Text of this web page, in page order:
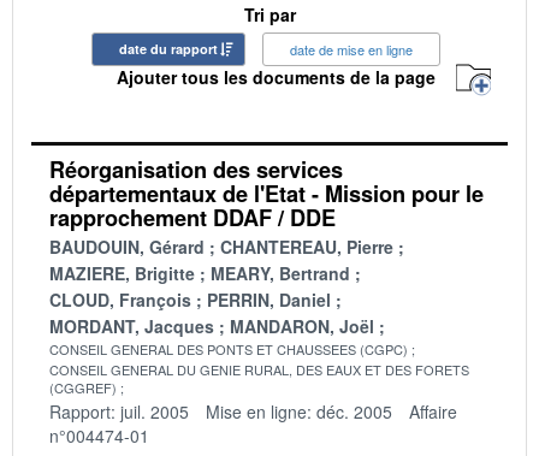
Tri par
date du rapport date de mise en ligne
Ajouter tous les documents de la page
Réorganisation des services
départementaux de l'Etat - Mission pour le
rapprochement DDAF / DDE
BAUDOUIN, Gérard
CHANTEREAU, Pierre
MAZIERE, Brigitte
MEARY, Bertrand
CLOUD, François
PERRIN, Daniel
MORDANT, Jacques
MANDARON, Joël
CONSEIL GENERAL DES PONTS ET CHAUSSEES (CGPC)
CONSEIL GENERAL DU GENIE RURAL, DES EAUX ET DES FORETS
(CGGREF)
Rapport: juil. 2005 Mise en ligne: déc. 2005
Affaire
n°004474-01